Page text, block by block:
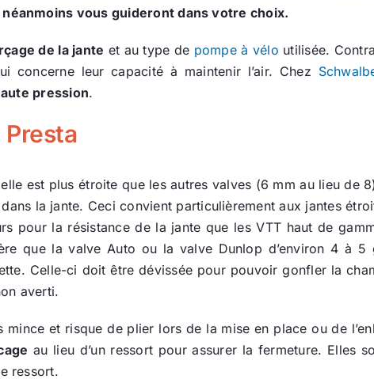
vous guideront dans votre choix.
de la jante et au type de pompe à vélo utilisée.
concerne leur capacité à maintenir l’air. Chez
pression.
est plus étroite que les autres valves (6 mm au lieu de
la jante. Ceci convient particulièrement aux jantes
pour la résistance de la jante que les VTT haut de
que la valve Auto ou la valve Dunlop d’environ 4 à 5
Celle-ci doit être dévissée pour pouvoir gonfler la
averti.
et risque de plier lors de la mise en place ou de
au lieu d’un ressort pour assurer la fermeture. Elles
ressort.